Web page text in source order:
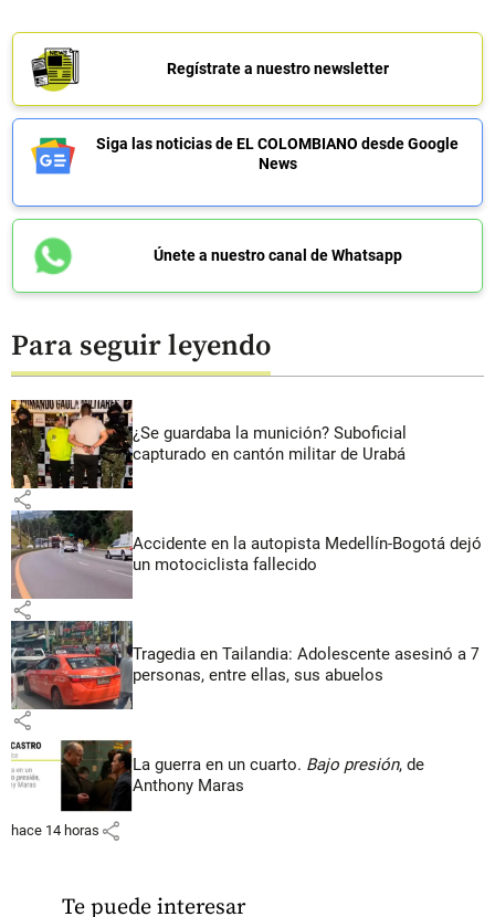
Regístrate a nuestro newsletter
Siga las noticias de EL COLOMBIANO desde Google
News
Únete a nuestro canal de Whatsapp
Para seguir leyendo
¿Se guardaba la munición? Suboficial
capturado en cantón militar de Urabá
share
Accidente en la autopista Medellín-Bogotá dejó
un motociclista fallecido
share
Tragedia en Tailandia: Adolescente asesinó a 7
personas, entre ellas, sus abuelos
share
La guerra en un cuarto. Bajo presión, de
Anthony Maras
hace 14 horas share
Te puede interesar